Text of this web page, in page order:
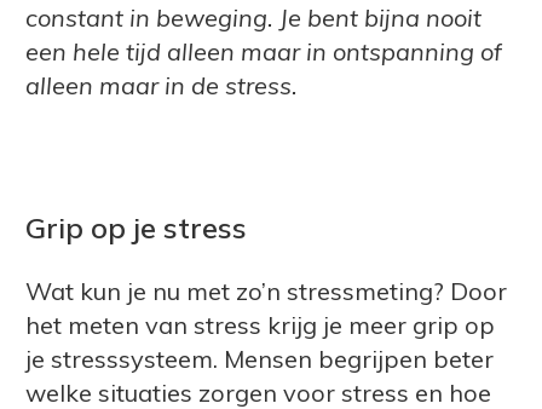
constant in beweging. Je bent bijna nooit
een hele tijd alleen maar in ontspanning of
alleen maar in de stress.
Grip op je stress
Wat kun je nu met zo’n stressmeting? Door
het meten van stress krijg je meer grip op
je stresssysteem. Mensen begrijpen beter
welke situaties zorgen voor stress en hoe